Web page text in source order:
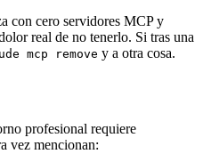
con cero servidores MCP y
real de no tenerlo. Si tras una
mcp remove y a otra cosa.
profesional requiere
vez mencionan: